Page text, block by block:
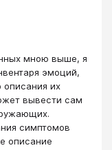
мною выше, я
эмоций,
описания их
вывести сам
симптомов
описание